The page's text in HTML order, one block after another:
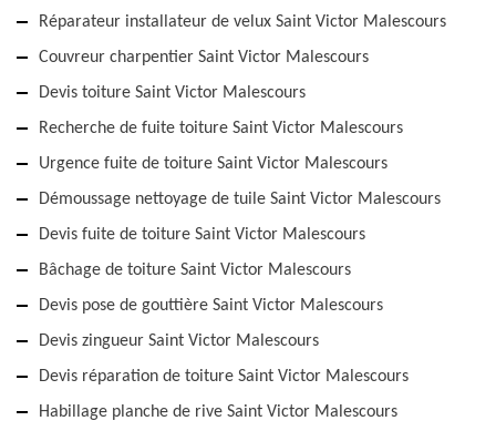
Réparateur installateur de velux Saint Victor Malescours
Couvreur charpentier Saint Victor Malescours
Devis toiture Saint Victor Malescours
Recherche de fuite toiture Saint Victor Malescours
Urgence fuite de toiture Saint Victor Malescours
Démoussage nettoyage de tuile Saint Victor Malescours
Devis fuite de toiture Saint Victor Malescours
Bâchage de toiture Saint Victor Malescours
Devis pose de gouttière Saint Victor Malescours
Devis zingueur Saint Victor Malescours
Devis réparation de toiture Saint Victor Malescours
Habillage planche de rive Saint Victor Malescours